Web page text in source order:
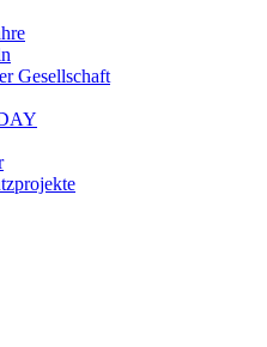
Gesellschaft